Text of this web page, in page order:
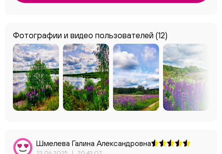
Фотографии и видео пользователей (12)
Шмелева Галина Александровна